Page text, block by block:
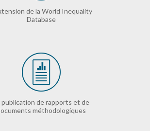
de la World Inequality
Database
publication de rapports et de
méthodologiques